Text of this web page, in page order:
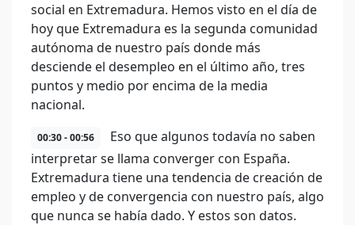
social en Extremadura. Hemos visto en el día de
hoy que Extremadura es la segunda comunidad
autónoma de nuestro país donde más
desciende el desempleo en el último año, tres
puntos y medio por encima de la media
nacional.
00:30 - 00:56
Eso que algunos todavía no saben
interpretar se llama converger con España.
Extremadura tiene una tendencia de creación de
empleo y de convergencia con nuestro país, algo
que nunca se había dado. Y estos son datos.